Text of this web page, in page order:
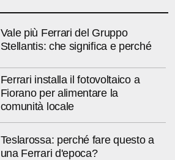
Vale più Ferrari del Gruppo
Stellantis: che significa e perché
Ferrari installa il fotovoltaico a
Fiorano per alimentare la
comunità locale
Teslarossa: perché fare questo a
una Ferrari d'epoca?